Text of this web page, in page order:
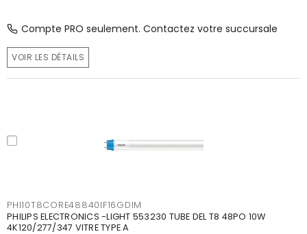
Compte PRO seulement. Contactez votre succursale
VOIR LES DÉTAILS
PHI10T8CORE48840IF16GDIM
PHILIPS ELECTRONICS -LIGHT 553230 TUBE DEL T8 48PO 10W
4K120/277/347 VITRE TYPE A